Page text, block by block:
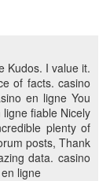
Kudos. I value it.
of facts. casino
en ligne You
fiable Nicely
plenty of
posts, Thank
data. casino
ligne